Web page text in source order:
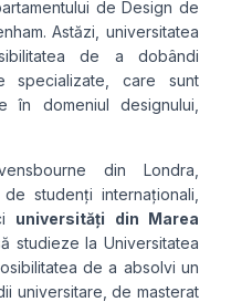
de Design de
Astăzi, universitatea
de a dobândi
specializate, care sunt
în domeniul designului,
din Londra,
studenți internaționali,
universități din Marea
studieze la Universitatea
de a absolvi un
universitare, de masterat